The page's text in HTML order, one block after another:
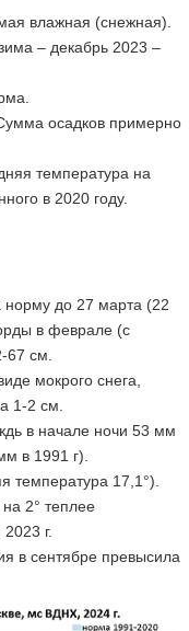
влажная (снежная).
– декабрь 2023 –
осадков примерно
температура на
в 2020 году.
норму до 27 марта (22
в феврале (с
см.
мокрого снега,
1-2 см.
в начале ночи 53 мм
в 1991 г).
температура 17,1°).
2° теплее
г.
в сентябре превысила